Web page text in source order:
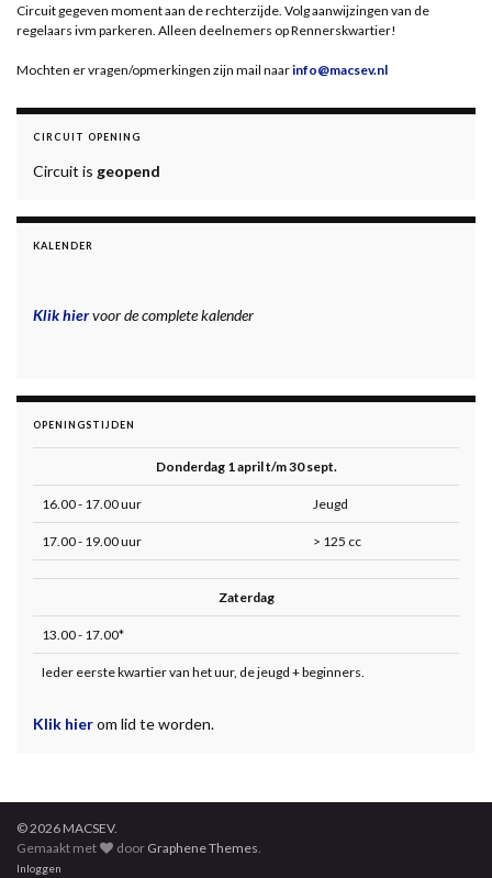
Circuit gegeven moment aan de rechterzijde. Volg aanwijzingen van de
regelaars ivm parkeren. Alleen deelnemers op Rennerskwartier!
Mochten er vragen/opmerkingen zijn mail naarinfo@macsev.nl
CIRCUIT OPENING
Circuit is geopend
KALENDER
Klik hiervoor de complete kalender
OPENINGSTIJDEN
Donderdag 1 april t/m 30 sept.
16.00 - 17.00 uur Jeugd
17.00 - 19.00 uur > 125 cc
Zaterdag
13.00 - 17.00*
Ieder eerste kwartier van het uur, de jeugd + beginners.
Klik hierom lid te worden.
© 2026 MACSEV.
Gemaakt met
door Graphene Themes
Inloggen